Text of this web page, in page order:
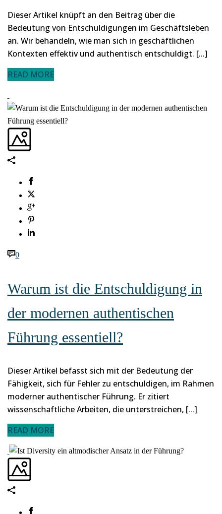
Dieser Artikel knüpft an den Beitrag über die
Bedeutung von Entschuldigungen im Geschäftsleben
an. Wir behandeln, wie man sich in geschäftlichen
Kontexten effektiv und authentisch entschuldigt. [...]
READ MORE
0
Warum ist die Entschuldigung in
der modernen authentischen
Führung essentiell?
Dieser Artikel befasst sich mit der Bedeutung der
Fähigkeit, sich für Fehler zu entschuldigen, im Rahmen
moderner authentischer Führung. Er zitiert
wissenschaftliche Arbeiten, die unterstreichen, [...]
READ MORE